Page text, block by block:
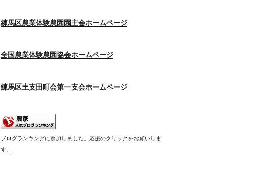
練馬区農業体験農園園主会ホームページ
全国農業体験農園協会ホームページ
練馬区土支田町会第一支会ホームページ
ブログランキングに参加しました。応援のクリックをお願いしま
す。